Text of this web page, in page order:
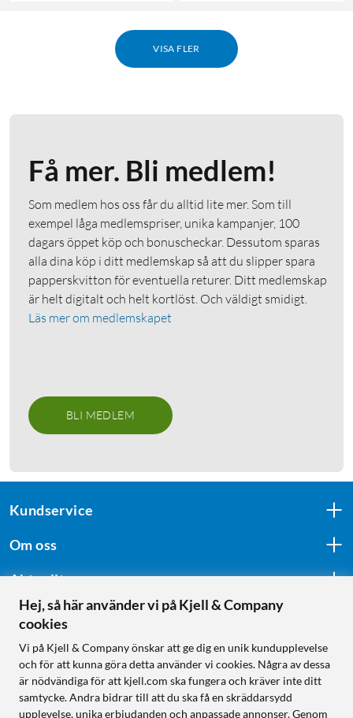
VISA FLER
Få mer. Bli medlem!
Som medlem hos oss får du alltid lite mer. Som till
exempel låga medlemspriser, unika kampanjer, 100
dagars öppet köp och bonuscheckar. Dessutom sparas
alla dina köp i ditt medlemskap så att du slipper spara
papperskvitton för eventuella returer. Ditt medlemskap
är helt digitalt och helt kortlöst. Och väldigt smidigt.
Läs mer om medlemskapet
BLI MEDLEM
Kundservice
Om oss
Aktuellt
Följ oss
Handla från:
Hej, så här använder vi på Kjell & Company
cookies
Vi på Kjell & Company önskar att ge dig en unik kundupplevelse
och för att kunna göra detta använder vi cookies. Några av dessa
är nödvändiga för att kjell.com ska fungera och kräver inte ditt
samtycke. Andra bidrar till att du ska få en skräddarsydd
upplevelse, unika erbjudanden och anpassade annonser. Genom